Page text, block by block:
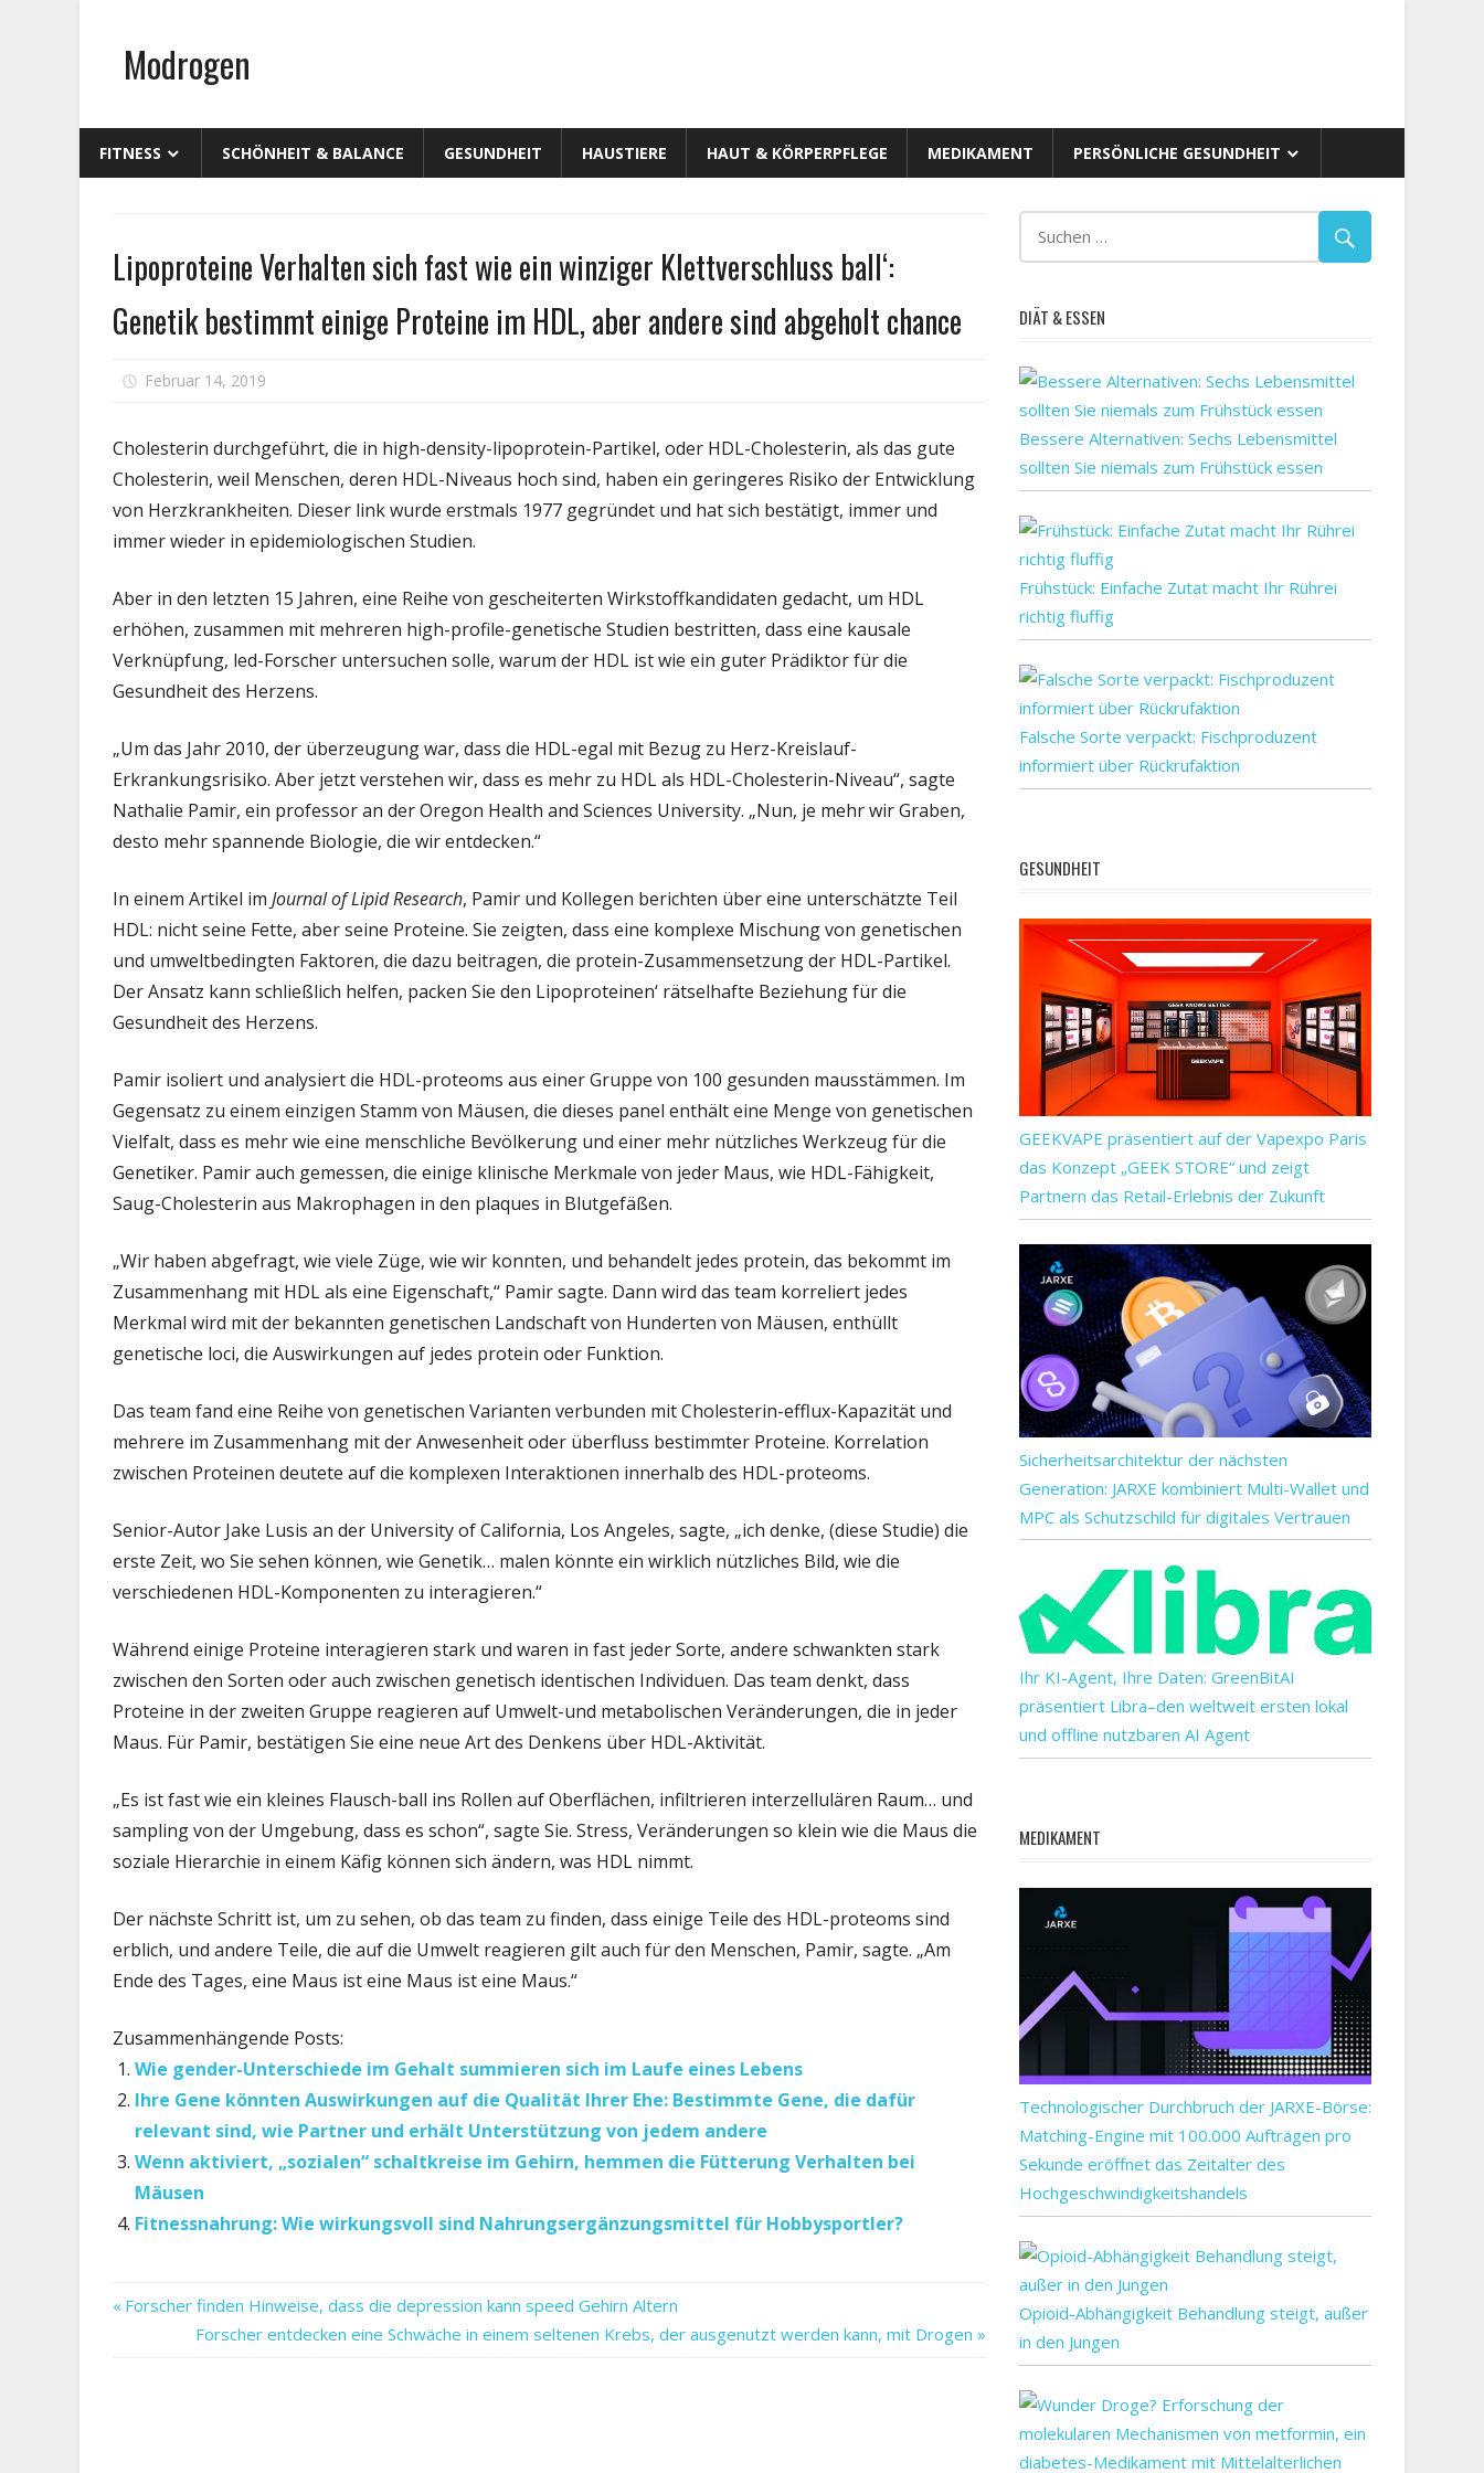
springenModrogen
FITNESS SCHÖNHEIT & BALANCE GESUNDHEIT HAUSTIERE HAUT & KÖRPERPFLEGE MEDIKAMENT PERSÖNLICHE GESUNDHEIT
Lipoproteine Verhalten sich fast wie ein winziger Klettverschluss ball‘:
Genetik bestimmt einige Proteine im HDL, aber andere sind abgeholt chance
Februar 14, 2019
sich
fast
wie
Klettverschluss
ball‘:
Genetik
bestimmt
im
HDL,
aber
andere
chance
Cholesterin durchgeführt, die in high-density-lipoprotein-Partikel, oder HDL-Cholesterin, als das gute
Cholesterin, weil Menschen, deren HDL-Niveaus hoch sind, haben ein geringeres Risiko der Entwicklung
von Herzkrankheiten. Dieser link wurde erstmals 1977 gegründet und hat sich bestätigt, immer und
immer wieder in epidemiologischen Studien.
Aber in den letzten 15 Jahren, eine Reihe von gescheiterten Wirkstoffkandidaten gedacht, um HDL
erhöhen, zusammen mit mehreren high-profile-genetische Studien bestritten, dass eine kausale
Verknüpfung, led-Forscher untersuchen solle, warum der HDL ist wie ein guter Prädiktor für die
Gesundheit des Herzens.
„Um das Jahr 2010, der überzeugung war, dass die HDL-egal mit Bezug zu Herz-Kreislauf-
Erkrankungsrisiko. Aber jetzt verstehen wir, dass es mehr zu HDL als HDL-Cholesterin-Niveau“, sagte
Nathalie Pamir, ein professor an der Oregon Health and Sciences University. „Nun, je mehr wir Graben,
desto mehr spannende Biologie, die wir entdecken.“
In einem Artikel im Journal of Lipid Research, Pamir und Kollegen berichten über eine unterschätzte Teil
HDL: nicht seine Fette, aber seine Proteine. Sie zeigten, dass eine komplexe Mischung von genetischen
und umweltbedingten Faktoren, die dazu beitragen, die protein-Zusammensetzung der HDL-Partikel.
Der Ansatz kann schließlich helfen, packen Sie den Lipoproteinen‘ rätselhafte Beziehung für die
Gesundheit des Herzens.
Pamir isoliert und analysiert die HDL-proteoms aus einer Gruppe von 100 gesunden mausstämmen. Im
Gegensatz zu einem einzigen Stamm von Mäusen, die dieses panel enthält eine Menge von genetischen
Vielfalt, dass es mehr wie eine menschliche Bevölkerung und einer mehr nützliches Werkzeug für die
Genetiker. Pamir auch gemessen, die einige klinische Merkmale von jeder Maus, wie HDL-Fähigkeit,
Saug-Cholesterin aus Makrophagen in den plaques in Blutgefäßen.
„Wir haben abgefragt, wie viele Züge, wie wir konnten, und behandelt jedes protein, das bekommt im
Zusammenhang mit HDL als eine Eigenschaft,“ Pamir sagte. Dann wird das team korreliert jedes
Merkmal wird mit der bekannten genetischen Landschaft von Hunderten von Mäusen, enthüllt
genetische loci, die Auswirkungen auf jedes protein oder Funktion.
Das team fand eine Reihe von genetischen Varianten verbunden mit Cholesterin-efflux-Kapazität und
mehrere im Zusammenhang mit der Anwesenheit oder überfluss bestimmter Proteine. Korrelation
zwischen Proteinen deutete auf die komplexen Interaktionen innerhalb des HDL-proteoms.
Senior-Autor Jake Lusis an der University of California, Los Angeles, sagte, „ich denke, (diese Studie) die
erste Zeit, wo Sie sehen können, wie Genetik… malen könnte ein wirklich nützliches Bild, wie die
verschiedenen HDL-Komponenten zu interagieren.“
Während einige Proteine interagieren stark und waren in fast jeder Sorte, andere schwankten stark
zwischen den Sorten oder auch zwischen genetisch identischen Individuen. Das team denkt, dass
Proteine in der zweiten Gruppe reagieren auf Umwelt-und metabolischen Veränderungen, die in jeder
Maus. Für Pamir, bestätigen Sie eine neue Art des Denkens über HDL-Aktivität.
„Es ist fast wie ein kleines Flausch-ball ins Rollen auf Oberflächen, infiltrieren interzellulären Raum… und
sampling von der Umgebung, dass es schon“, sagte Sie. Stress, Veränderungen so klein wie die Maus die
soziale Hierarchie in einem Käfig können sich ändern, was HDL nimmt.
Der nächste Schritt ist, um zu sehen, ob das team zu finden, dass einige Teile des HDL-proteoms sind
erblich, und andere Teile, die auf die Umwelt reagieren gilt auch für den Menschen, Pamir, sagte. „Am
Ende des Tages, eine Maus ist eine Maus ist eine Maus.“
Zusammenhängende Posts:
Wie gender-Unterschiede im Gehalt summieren sich im Laufe eines Lebens
Ihre Gene könnten Auswirkungen auf die Qualität Ihrer Ehe: Bestimmte Gene, die dafür
relevant sind, wie Partner und erhält Unterstützung von jedem andere
Wenn aktiviert, „sozialen“ schaltkreise im Gehirn, hemmen die Fütterung Verhalten bei
Mäusen
Fitnessnahrung: Wie wirkungsvoll sind Nahrungsergänzungsmittel für Hobbysportler?
Beitragsnavigation
Vorheriger
Forscher finden Hinweise, dass die depression kann speed Gehirn Altern
Nächster
Forscher entdecken eine Schwäche in einem seltenen Krebs, der ausgenutzt werden kann, mit Drogen
DIÄT & ESSEN
Bessere Alternativen: Sechs Lebensmittel
sollten Sie niemals zum Frühstück essen
Frühstück: Einfache Zutat macht Ihr Rührei
richtig fluffig
Falsche Sorte verpackt: Fischproduzent
informiert über Rückrufaktion
GESUNDHEIT
GEEKVAPE präsentiert auf der Vapexpo Paris
das Konzept „GEEK STORE“ und zeigt
Partnern das Retail-Erlebnis der Zukunft
Sicherheitsarchitektur der nächsten
Generation: JARXE kombiniert Multi-Wallet und
MPC als Schutzschild für digitales Vertrauen
Ihr KI-Agent, Ihre Daten: GreenBitAI
präsentiert Libra–den weltweit ersten lokal
und offline nutzbaren AI Agent
MEDIKAMENT
Technologischer Durchbruch der JARXE-Börse:
Matching-Engine mit 100.000 Aufträgen pro
Sekunde eröffnet das Zeitalter des
Hochgeschwindigkeitshandels
Opioid-Abhängigkeit Behandlung steigt, außer
in den Jungen